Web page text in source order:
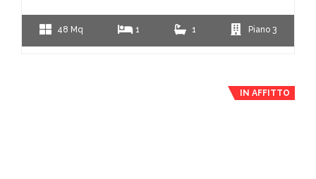
48 Mq 1 1 Piano 3
IN AFFITTO